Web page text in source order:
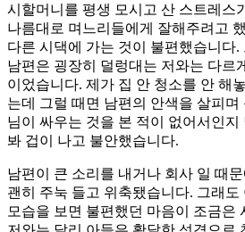
시할머니를 평생 모시고 산 스트레스
나름대로 며느리들에게 잘해주려고
다른 시댁에 가는 것이 불편했습니다
남편은 굉장히 덜렁대는 저와는 다르
이었습니다. 제가 집 안 청소를 안 해
는데 그럴 때면 남편의 안색을 살피며
님이 싸우는 것을 본 적이 없어서인
봐 겁이 나고 불안했습니다.
남편이 큰 소리를 내거나 회사 일 때
괜히 주눅 들고 위축됐습니다. 그래
모습을 보면 불편했던 마음이 조금은